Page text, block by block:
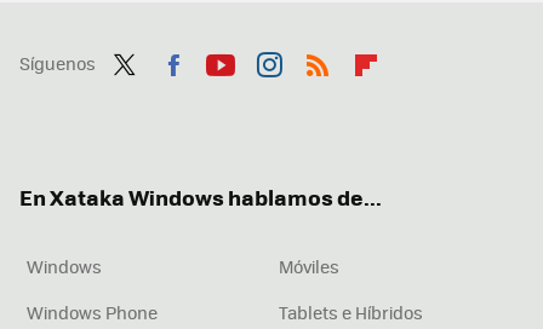
Síguenos
En Xataka Windows hablamos de...
Windows
Móviles
Windows Phone
Tablets e Híbridos